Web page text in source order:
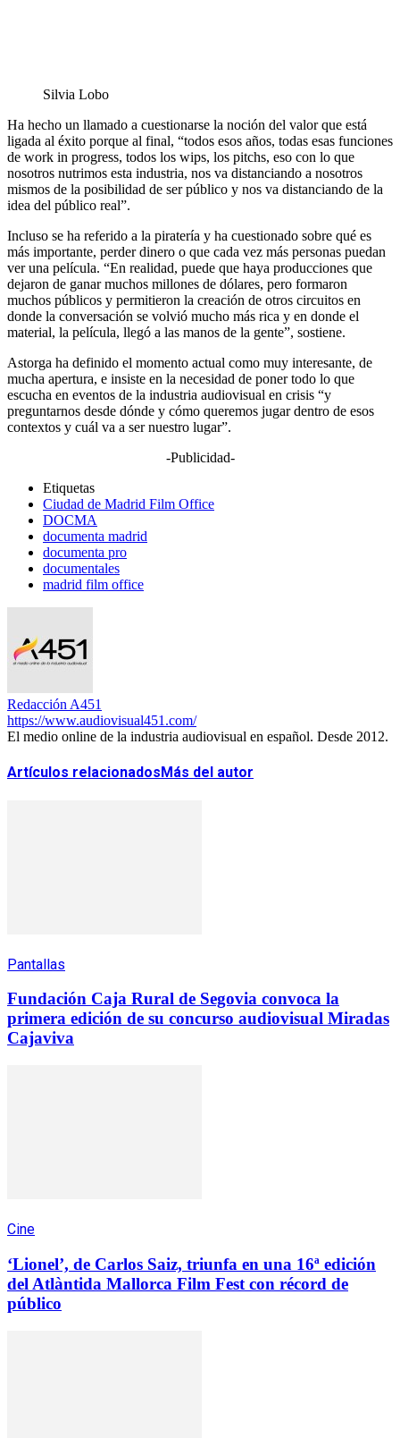
Silvia Lobo
Ha hecho un llamado a cuestionarse la noción del valor que está
ligada al éxito porque al final, “todos esos años, todas esas funciones
de work in progress, todos los wips, los pitchs, eso con lo que
nosotros nutrimos esta industria, nos va distanciando a nosotros
mismos de la posibilidad de ser público y nos va distanciando de la
idea del público real”.
Incluso se ha referido a la piratería y ha cuestionado sobre qué es
más importante, perder dinero o que cada vez más personas puedan
ver una película. “En realidad, puede que haya producciones que
dejaron de ganar muchos millones de dólares, pero formaron
muchos públicos y permitieron la creación de otros circuitos en
donde la conversación se volvió mucho más rica y en donde el
material, la película, llegó a las manos de la gente”, sostiene.
Astorga ha definido el momento actual como muy interesante, de
mucha apertura, e insiste en la necesidad de poner todo lo que
escucha en eventos de la industria audiovisual en crisis “y
preguntarnos desde dónde y cómo queremos jugar dentro de esos
contextos y cuál va a ser nuestro lugar”.
-Publicidad-
Etiquetas
Ciudad de Madrid Film Office
DOCMA
documenta madrid
documenta pro
documentales
madrid film office
Redacción A451
https://www.audiovisual451.com/
El medio online de la industria audiovisual en español. Desde 2012.
Artículos relacionados Más del autor
Pantallas
Fundación Caja Rural de Segovia convoca la
primera edición de su concurso audiovisual Miradas
Cajaviva
Cine
‘Lionel’, de Carlos Saiz, triunfa en una 16ª edición
del Atlàntida Mallorca Film Fest con récord de
público